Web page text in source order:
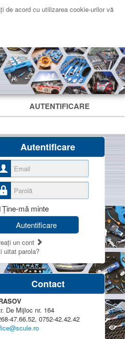
de acord cu utilizarea cookie-urilor vă
AUTENTIFICARE
Autentificare
Nume utilizator
Parolă
Ţine-mă minte
Autentificare
un cont
uitat parola?
Contact
De Mijloc nr. 164
47.66.52, 0752-42.42.42